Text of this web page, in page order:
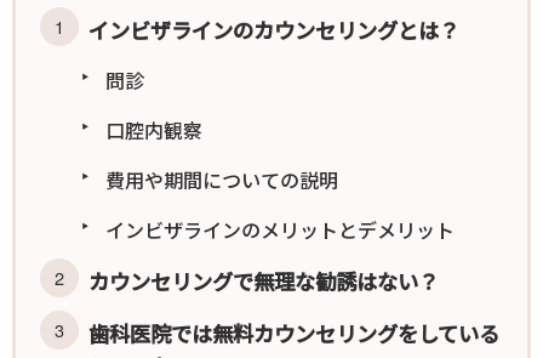
インビザラインのカウンセリングとは？
問診
口腔内観察
費用や期間についての説明
インビザラインのメリットとデメリット
カウンセリングで無理な勧誘はない？
歯科医院では無料カウンセリングをしている